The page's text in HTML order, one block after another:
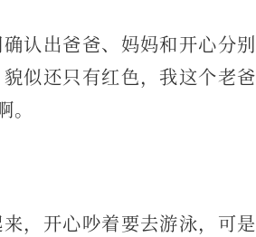
认出爸爸、妈妈和开心分别
似还只有红色，我这个老爸
，开心吵着要去游泳，可是